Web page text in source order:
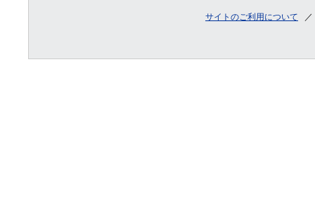
サイトのご利用について